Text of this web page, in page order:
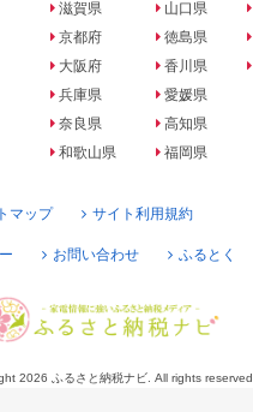
滋賀県
京都府
大阪府
兵庫県
奈良県
和歌山県
山口県
徳島県
香川県
愛媛県
高知県
福岡県
マップ サイト利用規約
お問い合わせ ふるとく
2026 ふるさと納税ナビ. All rights reserved.